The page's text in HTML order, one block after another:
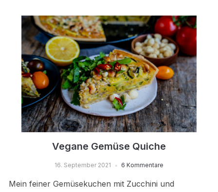
Vegane Gemüse Quiche
16. September 2021 6 Kommentare
Mein feiner Gemüsekuchen mit Zucchini und